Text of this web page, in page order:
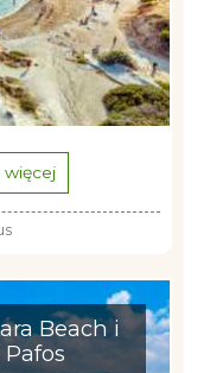
więcej
Beach i